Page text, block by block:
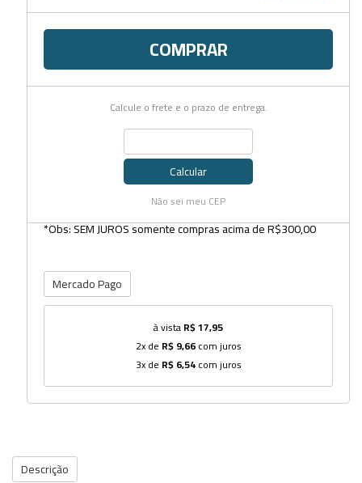
COMPRAR
Calcule o frete e o prazo de entrega.
Calcular
Não sei meu CEP
*Obs: SEM JUROS somente compras acima de R$300,00
Mercado Pago
à vistaR$ 17,95
2x de R$ 9,66com juros
3x de R$ 6,54com juros
Descrição